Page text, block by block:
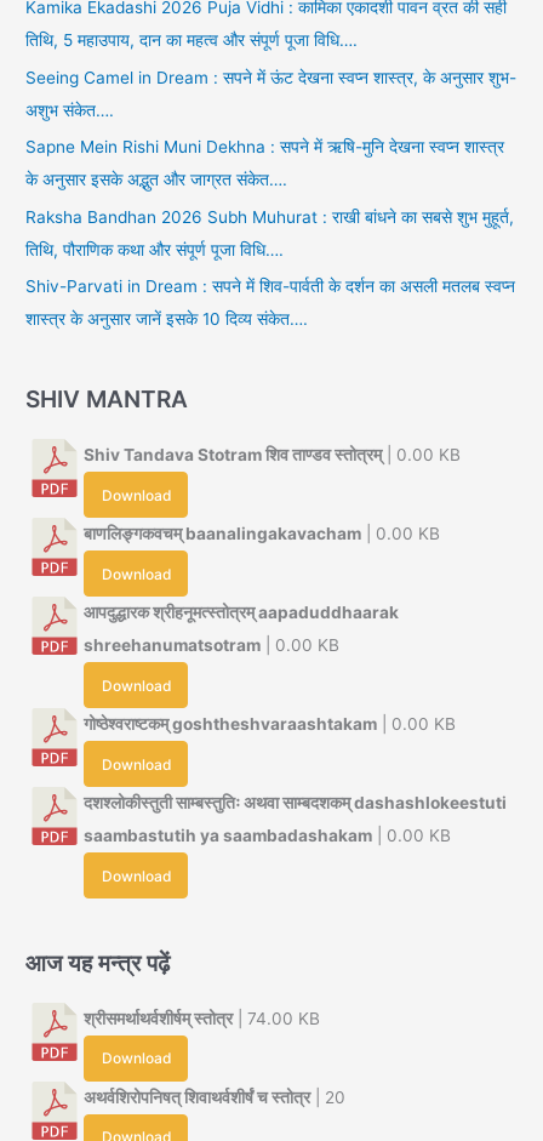
Kamika Ekadashi 2026 Puja Vidhi : कामिका एकादशी पावन व्रत की सही
तिथि, 5 महाउपाय, दान का महत्व और संपूर्ण पूजा विधि….
Seeing Camel in Dream : सपने में ऊंट देखना स्वप्न शास्त्र, के अनुसार शुभ-
अशुभ संकेत….
Sapne Mein Rishi Muni Dekhna : सपने में ऋषि-मुनि देखना स्वप्न शास्त्र
के अनुसार इसके अद्भुत और जाग्रत संकेत….
Raksha Bandhan 2026 Subh Muhurat : राखी बांधने का सबसे शुभ मुहूर्त,
तिथि, पौराणिक कथा और संपूर्ण पूजा विधि….
Shiv-Parvati in Dream : सपने में शिव-पार्वती के दर्शन का असली मतलब स्वप्न
शास्त्र के अनुसार जानें इसके 10 दिव्य संकेत….
SHIV MANTRA
Shiv Tandava Stotram शिव ताण्डव स्तोत्रम्| 0.00 KB
Download
बाणलिङ्गकवचम् baanalingakavacham | 0.00 KB
Download
आपदुद्धारक श्रीहनूमत्स्तोत्रम् aapaduddhaarak
shreehanumatsotram | 0.00 KB
Download
गोष्ठेश्वराष्टकम् goshtheshvaraashtakam | 0.00 KB
Download
दशश्लोकीस्तुती साम्बस्तुतिः अथवा साम्बदशकम् dashashlokeestuti
saambastutih ya saambadashakam | 0.00 KB
Download
आज यह मन्त्र पढ़ें
श्रीसमर्थाथर्वशीर्षम् स्तोत्र| 74.00 KB
Download
अथर्वशिरोपनिषत् शिवाथर्वशीर्षं च स्तोत्र| 20
Download